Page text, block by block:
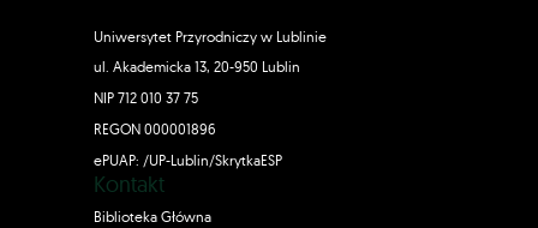
Uniwersytet Przyrodniczy w Lublinie
ul. Akademicka 13, 20-950 Lublin
NIP 712 010 37 75
REGON 000001896
ePUAP: /UP-Lublin/SkrytkaESP
Kontakt
Biblioteka Główna